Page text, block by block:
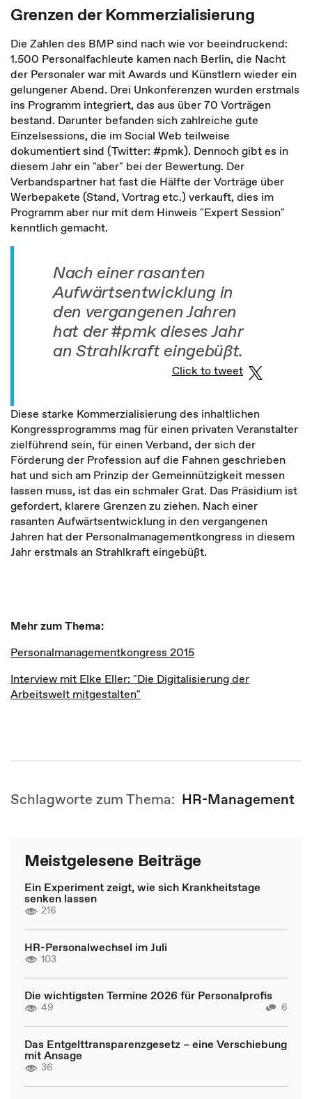
Grenzen der Kommerzialisierung
Die Zahlen des BMP sind nach wie vor beeindruckend:
1.500 Personalfachleute kamen nach Berlin, die Nacht
der Personaler war mit Awards und Künstlern wieder ein
gelungener Abend. Drei Unkonferenzen wurden erstmals
ins Programm integriert, das aus über 70 Vorträgen
bestand. Darunter befanden sich zahlreiche gute
Einzelsessions, die im Social Web teilweise
dokumentiert sind (Twitter: #pmk). Dennoch gibt es in
diesem Jahr ein "aber" bei der Bewertung. Der
Verbandspartner hat fast die Hälfte der Vorträge über
Werbepakete (Stand, Vortrag etc.) verkauft, dies im
Programm aber nur mit dem Hinweis "Expert Session"
kenntlich gemacht.
Nach einer rasanten
Aufwärtsentwicklung in
den vergangenen Jahren
hat der #pmk dieses Jahr
an Strahlkraft eingebüßt.
Click to tweet
Diese starke Kommerzialisierung des inhaltlichen
Kongressprogramms mag für einen privaten Veranstalter
zielführend sein, für einen Verband, der sich der
Förderung der Profession auf die Fahnen geschrieben
hat und sich am Prinzip der Gemeinnützigkeit messen
lassen muss, ist das ein schmaler Grat. Das Präsidium ist
gefordert, klarere Grenzen zu ziehen. Nach einer
rasanten Aufwärtsentwicklung in den vergangenen
Jahren hat der Personalmanagementkongress in diesem
Jahr erstmals an Strahlkraft eingebüßt.
Mehr zum Thema:
Personalmanagementkongress 2015
Interview mit Elke Eller: "Die Digitalisierung der
Arbeitswelt mitgestalten"
Schlagworte zum Thema: HR-Management
Meistgelesene Beiträge
Ein Experiment zeigt, wie sich Krankheitstage
senken lassen
216
HR-Personalwechsel im Juli
103
Die wichtigsten Termine 2026 für Personalprofis
49 6
Das Entgelttransparenzgesetz – eine Verschiebung
mit Ansage
36